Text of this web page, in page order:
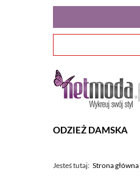
ODZIEŻ DAMSKA
Jesteś tutaj: Strona główna